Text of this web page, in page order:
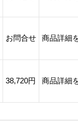
お問合せ 商品詳細
38,720円 商品詳細